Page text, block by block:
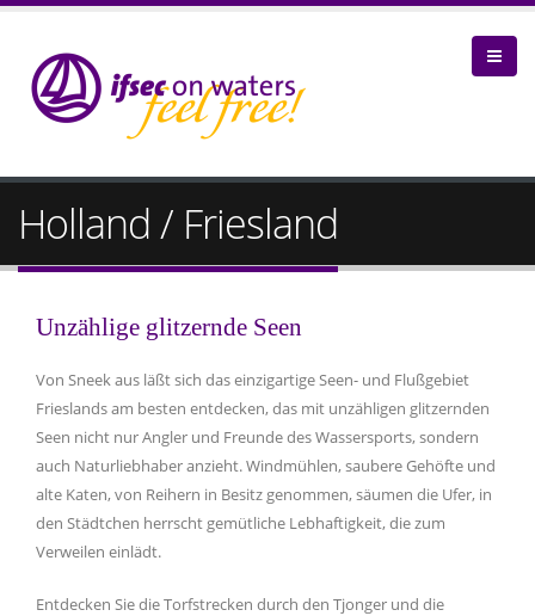
Holland / Friesland
Unzählige glitzernde Seen
Von Sneek aus läßt sich das einzigartige Seen- und Flußgebiet
Frieslands am besten entdecken, das mit unzähligen glitzernden
Seen nicht nur Angler und Freunde des Wassersports, sondern
auch Naturliebhaber anzieht. Windmühlen, saubere Gehöfte und
alte Katen, von Reihern in Besitz genommen, säumen die Ufer, in
den Städtchen herrscht gemütliche Lebhaftigkeit, die zum
Verweilen einlädt.
Entdecken Sie die Torfstrecken durch den Tjonger und die